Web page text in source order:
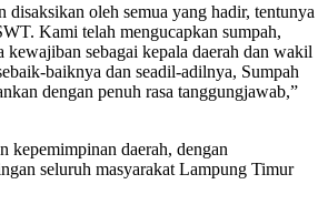
disaksikan oleh semua yang hadir, tentunya
Kami telah mengucapkan sumpah,
kewajiban sebagai kepala daerah dan wakil
baiknya dan seadil-adilnya, Sumpah
dengan penuh rasa tanggungjawab,”
kepemimpinan daerah, dengan
seluruh masyarakat Lampung Timur